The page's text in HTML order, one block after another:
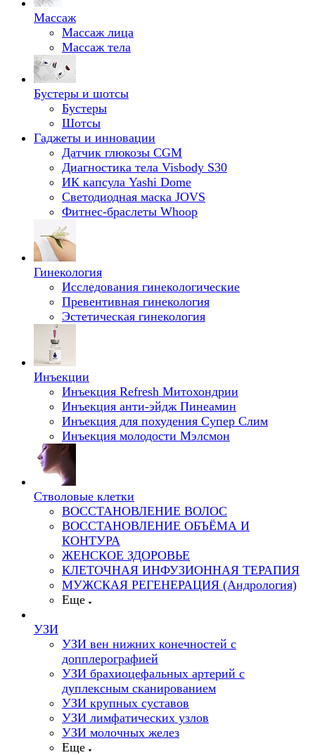
Массаж
Массаж лица
Массаж тела
Бустеры и шотсы
Бустеры
Шотсы
Гаджеты и инновации
Датчик глюкозы CGM
Диагностика тела Visbody S30
ИК капсула Yashi Dome
Светодиодная маска JOVS
Фитнес-браслеты Whoop
Гинекология
Исследования гинекологические
Превентивная гинекология
Эстетическая гинекология
Инъекции
Инъекция Refresh Митохондрии
Инъекция анти-эйдж Пинеамин
Инъекция для похудения Супер Слим
Инъекция молодости Мэлсмон
Стволовые клетки
ВОССТАНОВЛЕНИЕ ВОЛОС
ВОССТАНОВЛЕНИЕ ОБЪЁМА И
КОНТУРА
ЖЕНСКОЕ ЗДОРОВЬЕ
КЛЕТОЧНАЯ ИНФУЗИОННАЯ ТЕРАПИЯ
МУЖСКАЯ РЕГЕНЕРАЦИЯ (Андрология)
Еще
УЗИ
УЗИ вен нижних конечностей с
допплерографией
УЗИ брахиоцефальных артерий с
дуплексным сканированием
УЗИ крупных суставов
УЗИ лимфатических узлов
УЗИ молочных желез
Еще